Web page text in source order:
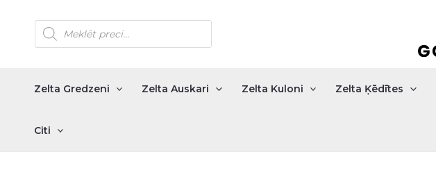
content
Products
search
Zelta Gredzeni Zelta Auskari Zelta Kuloni Zelta Ķēdītes
Citi